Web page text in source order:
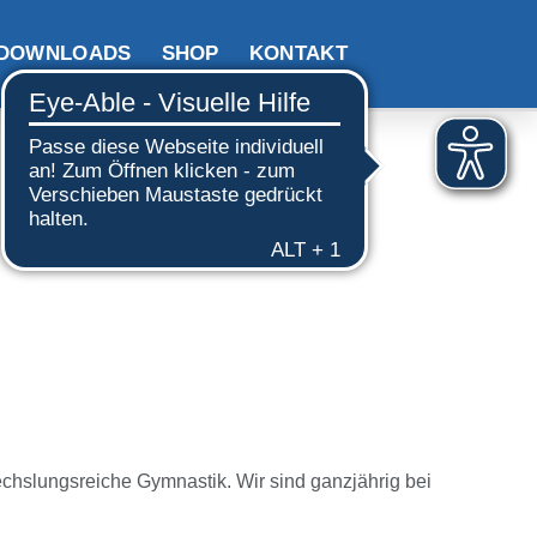
SHOP KONTAKT
Gymnastik. Wir sind ganzjährig bei